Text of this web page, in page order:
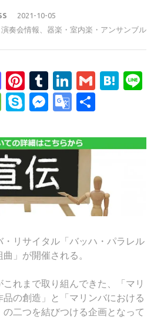
2021-10-05
奏会情報
器楽・室内楽・アンサンブル
Mastodon
Pinterest
Tumblr
LinkedIn
Gmail
Message
SkypeMessenger
Google
リサイタル「バッハ・パラレル
」が開催される。
れまで取り組んできた、「マリ
の創造」と「マリンバにおける
二つを結びつける企画となって